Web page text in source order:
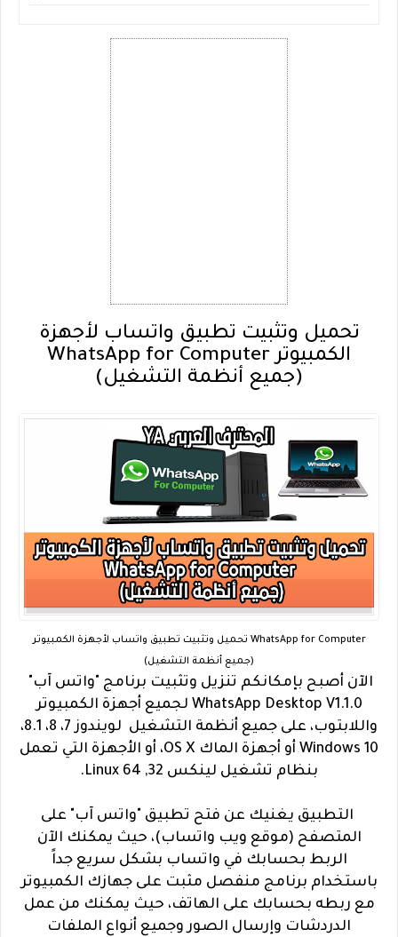
تحميل وتثبيت تطبيق واتساب لأجهزة
الكمبيوتر WhatsApp for Computer
(جميع أنظمة التشغيل)
تحميل وتثبيت تطبيق واتساب لأجهزة الكمبيوتر WhatsApp for Computer
(جميع أنظمة التشغيل)
الآن أصبح بإمكانكم تنزيل وتثبيت برنامج "واتس آب"
WhatsApp Desktop V1.1.0 لجميع أجهزة الكمبيوتر
واللابتوب، على جميع أنظمة التشغيل لويندوز 7، 8، 8.1،
10 Windows أو أجهزة الماك OS X، أو الأجهزة التي تعمل
بنظام تشغيل لينكس 32, 64 Linux.
التطبيق يغنيك عن فتح تطبيق "واتس آب" على
المتصفح (موقع ويب واتساب)، حيث يمكنك الآن
الربط بحسابك في واتساب بشكل سريع جداً
باستخدام برنامج منفصل مثبت على جهازك الكمبيوتر
مع ربطه بحسابك على الهاتف، حيث يمكنك من عمل
الدردشات وإرسال الصور وجميع أنواع الملفات